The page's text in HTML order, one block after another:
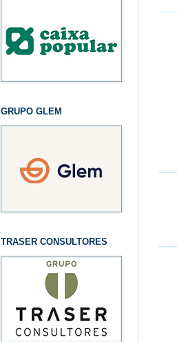
GRUPO GLEM
TRASER CONSULTORES